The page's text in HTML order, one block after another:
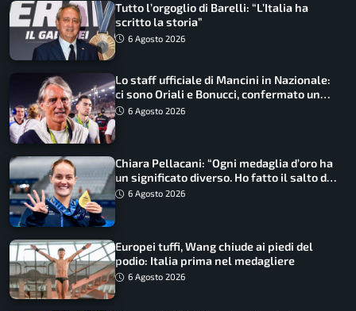
Tutto l’orgoglio di Barelli: “L’Italia ha
scritto la storia”
6 Agosto 2026
Lo staff ufficiale di Mancini in Nazionale:
ci sono Oriali e Bonucci, confermato un
ritorno
6 Agosto 2026
Chiara Pellacani: “Ogni medaglia d’oro ha
un significato diverso. Ho fatto il salto di
qualità”
6 Agosto 2026
Europei tuffi, Wang chiude ai piedi del
podio: Italia prima nel medagliere
6 Agosto 2026